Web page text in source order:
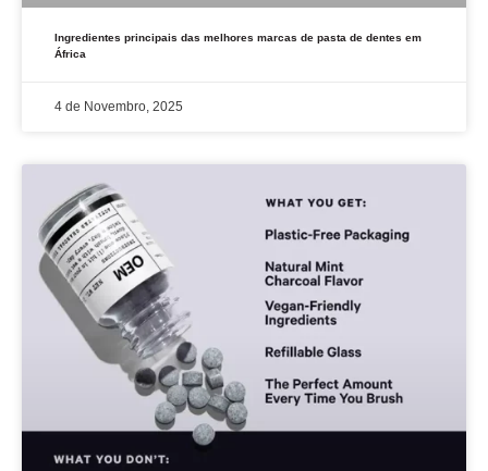
Ingredientes principais das melhores marcas de pasta de dentes em
África
4 de Novembro, 2025